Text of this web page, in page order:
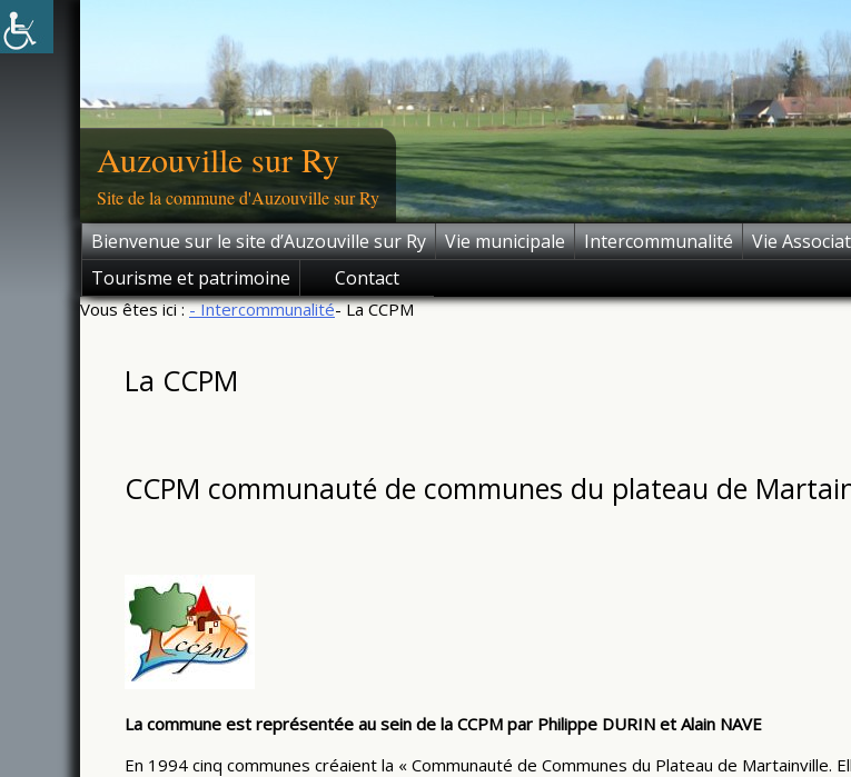
Skip
to
content
Auzouville sur Ry
Site de la commune d'Auzouville sur Ry
Bienvenue sur le site d’Auzouville sur Ry Vie municipale Intercommunalité Vie
Tourisme et patrimoine
Contact
Vous êtes ici :- Intercommunalité- La CCPM
La CCPM
CCPM communauté de communes du plateau de
La commune est représentée au sein de la CCPM par Philippe DURIN et Alain NAVE
En 1994 cinq communes créaient la « Communauté de Communes du Plateau de Martainville.